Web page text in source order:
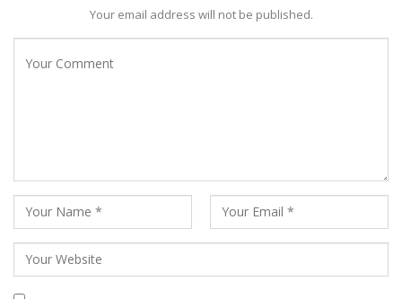
Your email address will not be published.